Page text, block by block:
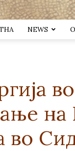
NEWS
на
во